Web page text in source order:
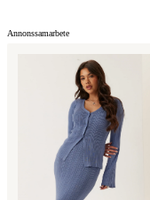
Annonssamarbete